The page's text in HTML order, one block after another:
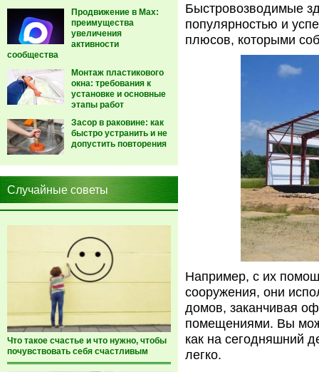
Продвижение в Max:
преимущества
увеличения
активности
сообщества
Монтаж пластикового
окна: требования к
установке и основные
этапы работ
Засор в раковине: как
быстро устранить и не
допустить повторения
Случайные советы
Что такое счастье и что нужно, чтобы
почувствовать себя счастливым
Быстровозводимые
популярностью и
плюсов, которыми
Например, с их
сооружения, они
домов, заканчивая
помещениями. Вы
как на сегодняшний
легко.